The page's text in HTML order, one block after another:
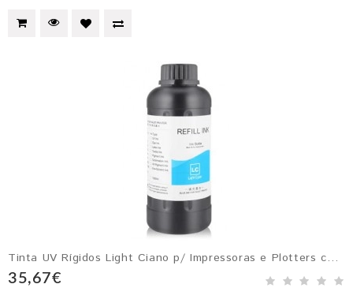
Tinta UV Rígidos Light Ciano p/ Impressoras e Plotters com Cabeçotes Epson DX4, DX5, DX6 e DX7
35,67€